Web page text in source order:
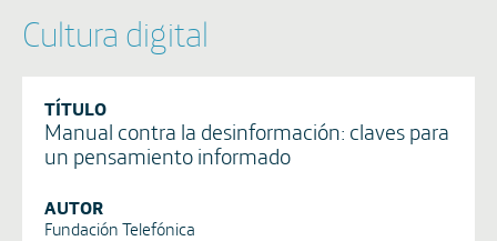
Cultura digital
TÍTULO
Manual contra la desinformación: claves para
un pensamiento informado
AUTOR
Fundación Telefónica